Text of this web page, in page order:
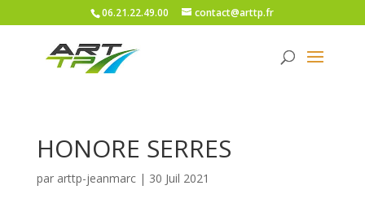
06.21.22.49.00 contact@arttp.fr
HONORE SERRES
par arttp-jeanmarc| 30 Juil 2021